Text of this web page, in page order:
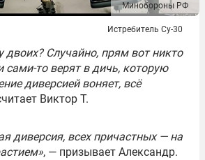
Минобороны РФ
Истребитель Су-30
двоих? Случайно, прям вот никто
сами-то верят в дичь, которую
диверсией воняет, всё
Виктор Т.
диверсия, всех причастных — на
, — призывает Александр.